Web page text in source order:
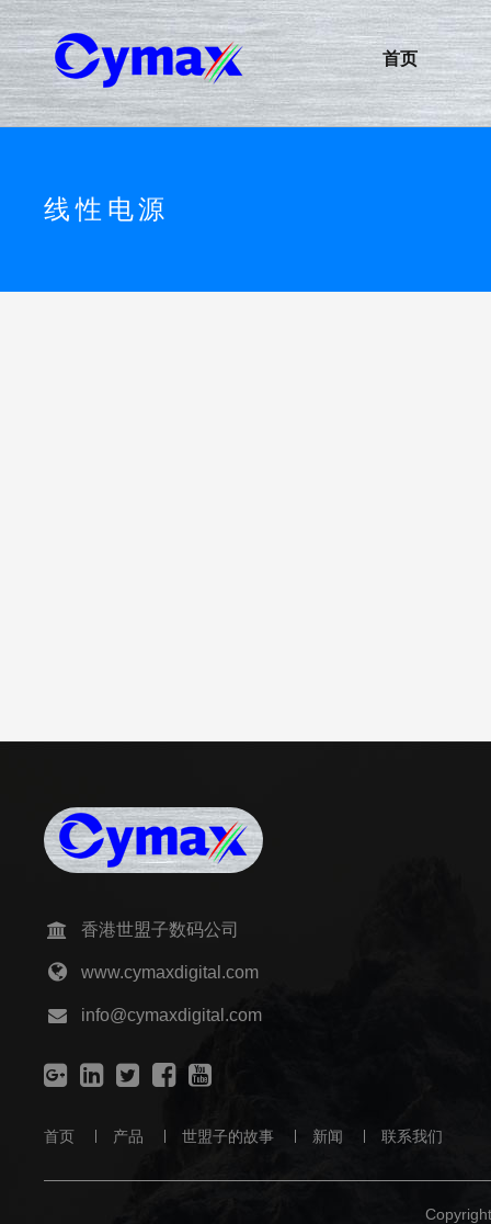
首页
线性电源
香港世盟子数码公司
www.cymaxdigital.com
info@cymaxdigital.com
首页 产品 世盟子的故事 新闻 联系我们